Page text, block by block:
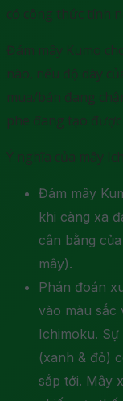
có công thức tính
Đám mây Kumo
nào, nếu độ dày
mua/bán đang
phe đang tạo
Ý nghĩa của mây
Đám mây
khi càng xa
cân bằng
mây).
Phán đoán
vào màu sắc
Ichimoku.
(xanh & đỏ)
sắp tới. Mây